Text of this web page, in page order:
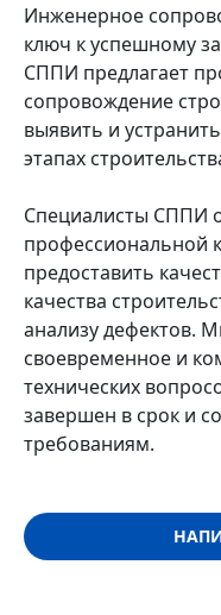
Инженерное
ключ к успешному
СППИ предлагает
сопровождение
выявить и
этапах
Специалисты СППИ
профессиональной
предоставить
качества
анализу дефектов.
своевременное и
технических
завершен в срок и
требованиям.